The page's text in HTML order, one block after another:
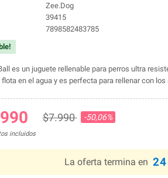
Zee.Dog
39415
7898582483785
es un juguete rellenable para perros ultra
flota en el agua y es perfecta para rellenar con
$7.990 -50,06%
incluidos
La oferta termina en 24